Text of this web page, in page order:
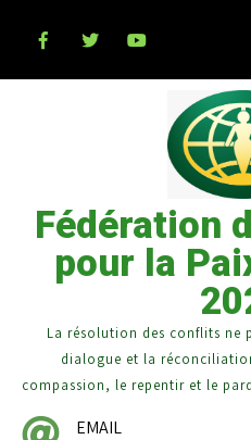
Fédération
pour la
La résolution des conflits ne
dialogue et la
compassion, le repentir et le
EMAIL